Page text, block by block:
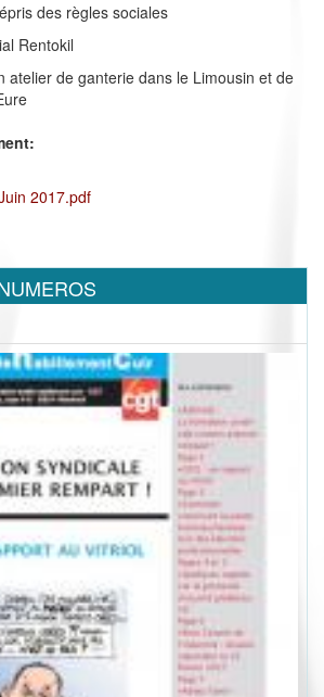
des règles sociales
Rentokil
atelier de ganterie dans le Limousin et de
2017.pdf